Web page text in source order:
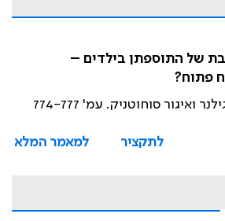
של התוספתן בילדים –
פתוח?
ואיגור סוחוטניק. עמ' 774-777
לתקציר
למאמר המלא